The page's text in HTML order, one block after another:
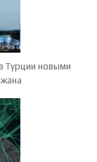
Турции новыми